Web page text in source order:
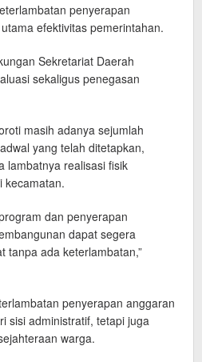
penyerapan
efektivitas pemerintahan.
Sekretariat Daerah
sekaligus penegasan
masih adanya sejumlah
yang telah ditetapkan,
lambatnya realisasi fisik
kecamatan.
dan penyerapan
dapat segera
tanpa ada keterlambatan,”
penyerapan anggaran
sisi administratif, tetapi juga
warga.